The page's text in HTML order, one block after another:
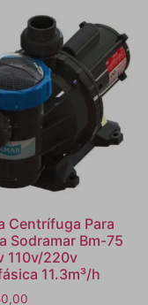
Centrífuga Para
Sodramar Bm-75
110v/220v
11.3m³/h